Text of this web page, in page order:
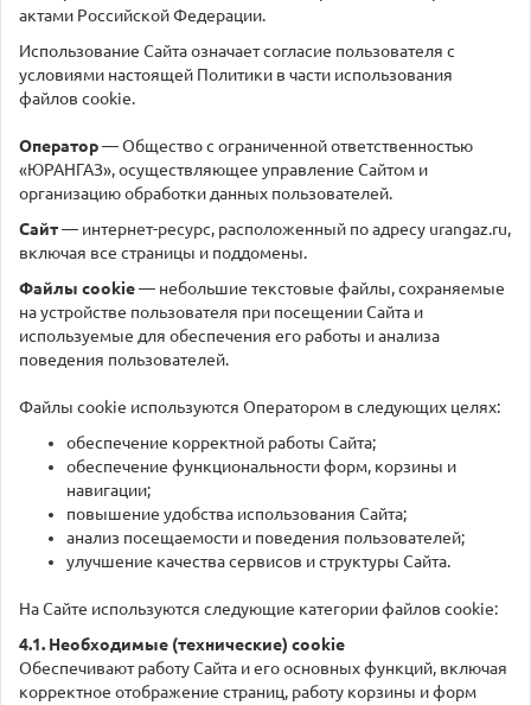
актами Российской Федерации.
Использование Сайта означает согласие пользователя с
условиями настоящей Политики в части использования
файлов cookie.
Оператор— Общество с ограниченной ответственностью
«ЮРАНГАЗ», осуществляющее управление Сайтом и
организацию обработки данных пользователей.
Сайт— интернет-ресурс, расположенный по адресу urangaz.ru,
включая все страницы и поддомены.
Файлы cookie— небольшие текстовые файлы, сохраняемые
на устройстве пользователя при посещении Сайта и
используемые для обеспечения его работы и анализа
поведения пользователей.
Файлы cookie используются Оператором в следующих целях:
обеспечение корректной работы Сайта;
обеспечение функциональности форм, корзины и
навигации;
повышение удобства использования Сайта;
анализ посещаемости и поведения пользователей;
улучшение качества сервисов и структуры Сайта.
На Сайте используются следующие категории файлов cookie:
4.1. Необходимые (технические) cookie
Обеспечивают работу Сайта и его основных функций, включая
корректное отображение страниц, работу корзины и форм